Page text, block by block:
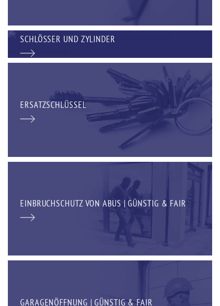
SCHLÖSSER UND ZYLINDER
ERSATZSCHLÜSSEL
EINBRUCHSCHUTZ VON ABUS | GÜNSTIG & FAIR
GARAGENÖFFNUNG | GÜNSTIG & FAIR